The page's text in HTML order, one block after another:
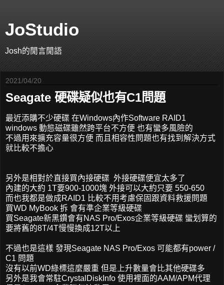
JoStudio
Josh的閒言閒語
2021/04/20
Seagate 硬碟疑似也有C1問題
最近添購不少硬碟 在Windows內作Software RAID1
windows 動態磁碟雖然跨平台不方便 也有蠻多風險的
不過用來擴充容量很方便 而且相容性問題也有找到解決方式
就比較不擔心
另外是相對於直接買內接硬碟 外接硬碟便宜太多了
內建的大約 1T要900-1000塊 外接可以大約只要 550-650
而也我都是做成RAID1 比較不用考慮保固跟資料救援問題
買WD MyBook 拆 會有準企業等級硬碟
買Seagate新黑鑽會有NAS Pro/Exos企業等級硬碟 蠻划算的
要將舊的8T/4T慢慢換成12T以上
不過也是這樣 發現Seagate NAS Pro/Exos 可能都有power /
C1 問題
沒有以前WD綠標這麼嚴重 但是上升數量會比其他硬碟多
另外是我會常駐CrystalDiskInfo 使用裡面的AAM/APM代理